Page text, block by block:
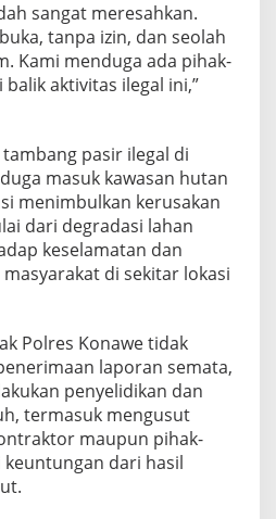
sangat meresahkan.
tanpa izin, dan seolah
Kami menduga ada pihak-
aktivitas ilegal ini,”
pasir ilegal di
masuk kawasan hutan
menimbulkan kerusakan
dari degradasi lahan
keselamatan dan
di sekitar lokasi
Polres Konawe tidak
laporan semata,
penyelidikan dan
termasuk mengusut
maupun pihak-
dari hasil